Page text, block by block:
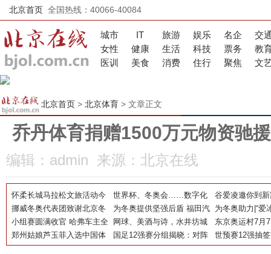
北京首页 全国热线：40066-40084
城市 IT 旅游 娱乐 名企
交
女性
健康 生活 科技 票务
教
医训
美食 消费 住行 聚焦 文
北京首页> 北京体育> 文章正文
乔丹体育捐赠1500万元物资驰
编辑：admin 来源：北京在线
怀柔长城马拉松文旅活动今
日开启，快来先睹为快！
世界杯、冬奥会……数字化
如何改变人们的观赛体验？
谷爱凌邀你到新
零距离解锁天
秘密
挪威冬奥代表团致谢北京冬
奥交通保障团队 福田汽车万
无一失助力冬奥精彩
为冬奥提供坚强后盾 福田汽
车携手合作伙伴确保“冬奥物
流”畅通
为冬奥助力|“爱
彩”主题活动走
小组赛圆满收官 哈弗车主全
国篮球联赛战况火爆
网球、美酒与诗，水井坊城
市网球赛收官战成为文化盛
宴
东京奥运村7月
运动员将于13
郑州姑娘芦玉菲入选中国体
操女队东京奥运会参赛阵容
国足12强赛分组揭晓：对阵
日本越南阿曼沙特澳大利亚
世预赛12强抽
日媒：希望避